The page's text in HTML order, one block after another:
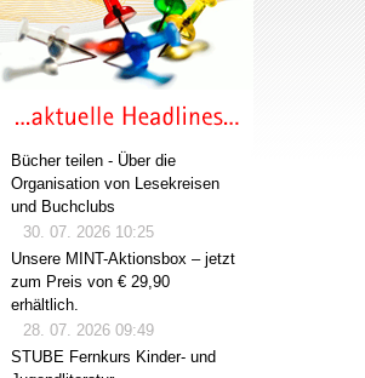
Bücher teilen - Über die
Organisation von Lesekreisen
und Buchclubs
30. 07. 2026 10:25
Unsere MINT-Aktionsbox – jetzt
zum Preis von € 29,90
erhältlich.
28. 07. 2026 09:49
STUBE Fernkurs Kinder- und